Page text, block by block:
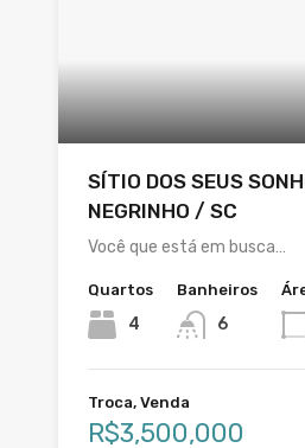
SÍTIO DOS SEUS
NEGRINHO / SC
Você que está em busca…
Quartos
4
Banheiros
6
Troca, Venda
R$3,500,000